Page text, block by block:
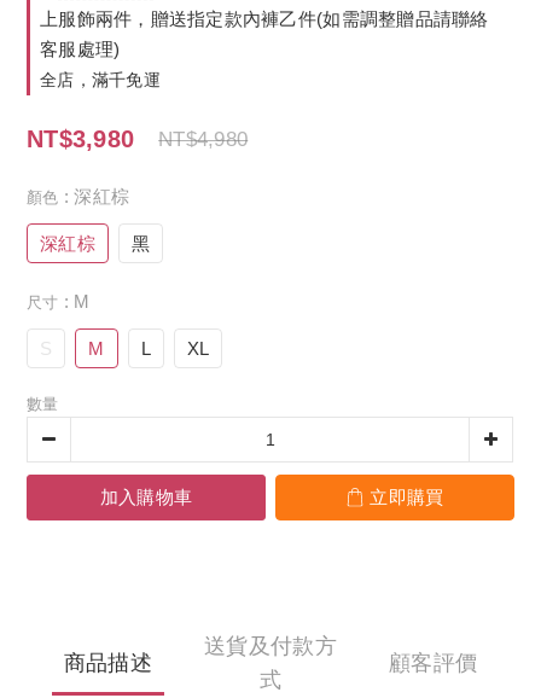
上服飾兩件，贈送指定款內褲乙件(如需調整贈品請聯絡
客服處理)
全店，滿千免運
NT$3,980 NT$4,980
顏色 : 深紅棕
深紅棕 黑
尺寸 : M
S M L XL
數量
加入購物車 立即購買
商品描述
送貨及付款方
式
顧客評價